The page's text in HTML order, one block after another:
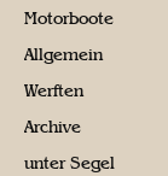
Motorboote
Allgemein
Werften
Archive
unter Segel